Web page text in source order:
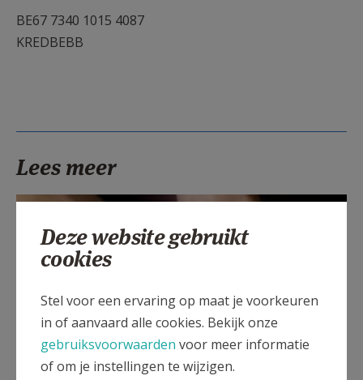
AANMELDEN OF REGISTREREN
BE67 7340 1015 4087
KREDBEBB
Lees meer
Deze website gebruikt
cookies
Stel voor een ervaring op maat je voorkeuren
in of aanvaard alle cookies. Bekijk onze
gebruiksvoorwaarden voor meer informatie
of om je instellingen te wijzigen.